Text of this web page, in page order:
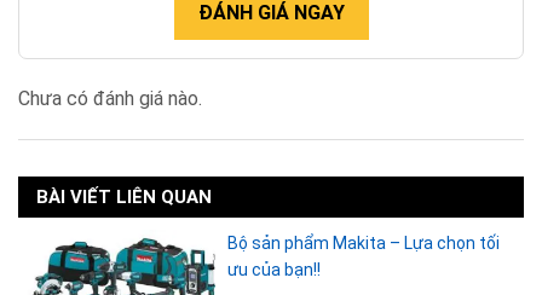
ĐÁNH GIÁ NGAY
Chưa có đánh giá nào.
BÀI VIẾT LIÊN QUAN
Bộ sản phẩm Makita – Lựa chọn tối
ưu của bạn!!